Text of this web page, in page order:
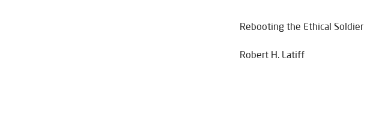
Rebooting the Ethical Soldier
Robert H. Latiff